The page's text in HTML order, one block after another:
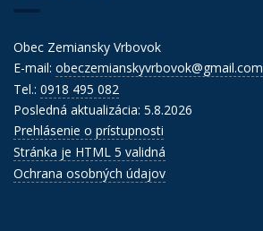
Obec Zemiansky Vrbovok
E-mail: obeczemianskyvrbovok@gmail.com
Tel.: 0918 495 082
Posledná aktualizácia: 5.8.2026
Prehlásenie o prístupnosti
Stránka je HTML 5 validná
Ochrana osobných údajov